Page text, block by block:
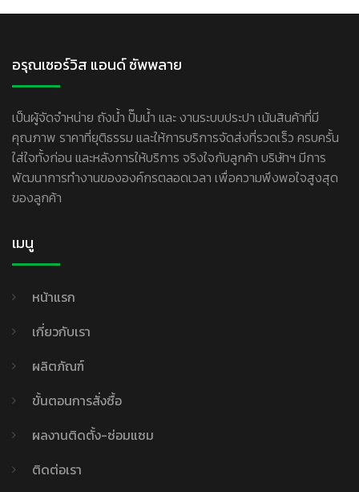
อรุณเซอร์วิส แอนด์ ซัพพลาย
เป็นผู้จัดจำหน่าย ถังน้ำ ปั๊มน้ำ และ งานระบบประปา เน้นสินค้าที่มี
คุณภาพ ราคาที่ยุติธรรม และให้การบริการจัดส่งที่รวดเร็ว ครบครั้น
ใส่ใจทั้งก่อน และหลังการให้บริการ จริงใจกับลูกค้า บริษัทฯ มีการ
พัฒนาการทำงานขององค์กรตลอดเวลา เพื่อความพึงพอใจสูงสุด
ของลูกค้า
เมนู
หน้าแรก
เกี่ยวกับเรา
ผลิตภัณฑ์
ขั้นตอนการสั่งซื้อ
ผลงานติดตั้ง-ซ่อมแซม
ติดต่อเรา